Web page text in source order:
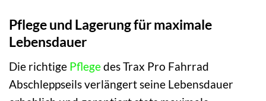
Pflege und Lagerung für maximale
Lebensdauer
Die richtige Pflegedes Trax Pro Fahrrad
Abschleppseils verlängert seine Lebensdauer